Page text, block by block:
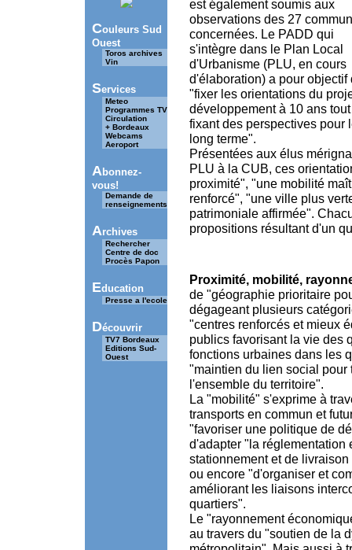
Couleurs Sud
Ouest
Toros archives
Vin
Services
Meteo
Programmes TV
Circulation
+ Bordeaux
Webcams
Aeroport
Abonnez-
vous!
Demande de
renseignements
Archives
Rechercher
Centre de doc
Procès Papon
Education
Presse a l'ecole
Découvrir
TV7 Bordeaux
Editions Sud-
Ouest
est également soumis aux
observations des 27
concernées. Le PADD qui
s'intègre dans le Plan Local
d'Urbanisme (PLU, en cours
d'élaboration) a pour objectif
"fixer les orientations du
développement à 10 ans
fixant des perspectives pour
long terme".
Présentées aux élus
PLU à la CUB, ces
proximité", "une mobilité
renforcé", "une ville plus
patrimoniale affirmée".
propositions résultant d'un
Proximité, mobilité,
de "géographie prioritaire
dégageant plusieurs
"centres renforcés et mieux
publics favorisant la vie des
fonctions urbaines dans les
"maintien du lien social pour
l'ensemble du territoire".
La "mobilité" s'exprime à
transports en commun et
"favoriser une politique de
d'adapter "la réglementation
stationnement et de
ou encore "d'organiser et
améliorant les liaisons
quartiers".
Le "rayonnement
au travers du "soutien de la